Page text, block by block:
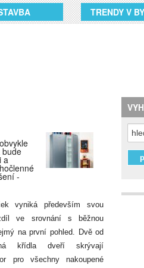
TRENDY V
bude
a
-
vyniká především svou
ve srovnání s běžnou
na první pohled. Dvě od
křídla dveří skrývají
pro všechny nakoupené